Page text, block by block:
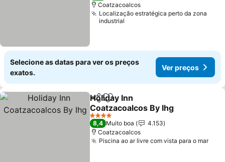
Coatzacoalcos
Localização estratégica perto da zona
industrial
Selecione as datas para ver os preços
exatos.
Ver preços
PartilharAdicionar aos favoritos
Holiday Inn
Coatzacoalcos By Ihg
Ver preços
4 Estrelas
8,4 Muito boa
4.153
Coatzacoalcos
Piscina ao ar livre com vista para o marVer